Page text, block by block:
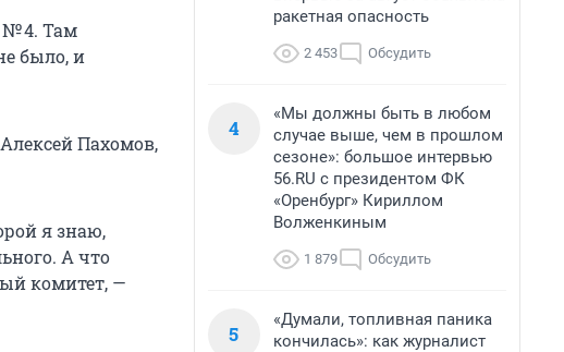
№ 4. Там
было, и
Пахомов,
я знаю,
А что
комитет, —
ракетная опасность
2 453 Обсудить
4
«Мы должны быть в любом
случае выше, чем в прошлом
сезоне»: большое интервью
56.RU с президентом ФК
«Оренбург» Кириллом
Волженкиным
1 879 Обсудить
5
«Думали, топливная паника
кончилась»: как журналист